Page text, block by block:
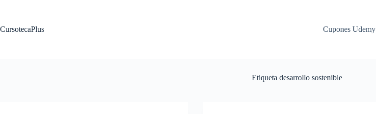
CursotecaPlus
Cupones Udemy
Etiqueta desarrollo sostenible